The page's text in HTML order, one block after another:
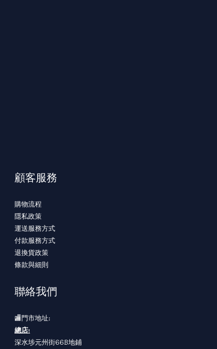
顧客服務
購物流程
隱私政策
運送服務方式
付款服務方式
退換貨政策
條款與細則
聯絡我們
🏬門市地址:
總店:
深水埗元州街66B地鋪